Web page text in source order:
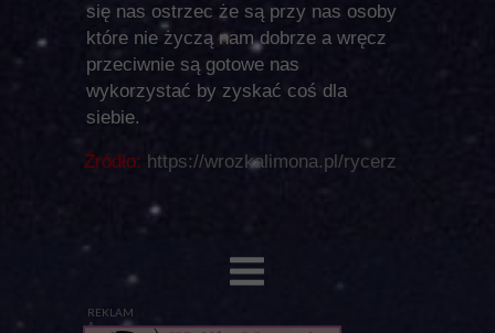
REKLAM
A
Źródło: https://wrozkalimona.pl/rycerz
się nas ostrzec że są przy nas osoby
które nie życzą nam dobrze a wręcz
przeciwnie są gotowe nas
wykorzystać by zyskać coś dla
siebie.